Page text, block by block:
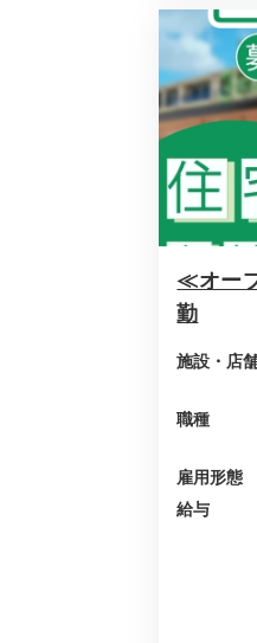
≪オー
勤
施設・店
職種
雇用形態
給与